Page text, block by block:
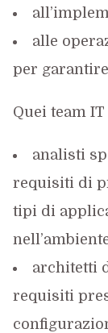
alle
per
Quei team
analisti
requisiti di
tipi di
architetti
requisiti